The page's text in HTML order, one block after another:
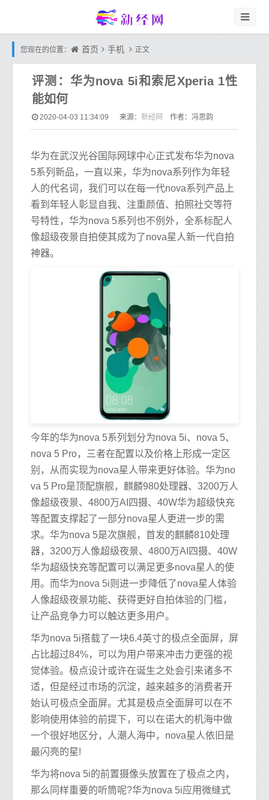
您现在的位置： 首页 手机 正文
评测：华为nova 5i和索尼Xperia 1性
能如何
2020-04-03 11:34:09 来源： 新经网 作者：冯思韵
华为在武汉光谷国际网球中心正式发布华为nova
5系列新品，一直以来，华为nova系列作为年轻
人的代名词，我们可以在每一代nova系列产品上
看到年轻人彰显自我、注重颜值、拍照社交等符
号特性，华为nova 5系列也不例外，全系标配人
像超级夜景自拍使其成为了nova星人新一代自拍
神器。
今年的华为nova 5系列划分为nova 5i、nova 5、
nova 5 Pro，三者在配置以及价格上形成一定区
别，从而实现为nova星人带来更好体验。华为no
va 5 Pro是顶配旗舰，麒麟980处理器、3200万人
像超级夜景、4800万AI四摄、40W华为超级快充
等配置支撑起了一部分nova星人更进一步的需
求。华为nova 5是次旗舰，首发的麒麟810处理
器，3200万人像超级夜景、4800万AI四摄、40W
华为超级快充等配置可以满足更多nova星人的使
用。而华为nova 5i则进一步降低了nova星人体验
人像超级夜景功能、获得更好自拍体验的门槛，
让产品竞争力可以触达更多用户。
华为nova 5i搭载了一块6.4英寸的极点全面屏，屏
占比超过84%，可以为用户带来冲击力更强的视
觉体验。极点设计或许在诞生之处会引来诸多不
适，但是经过市场的沉淀，越来越多的消费者开
始认可极点全面屏。尤其是极点全面屏可以在不
影响使用体验的前提下，可以在诺大的机海中做
一个很好地区分，人潮人海中，nova星人依旧是
最闪亮的星!
华为将nova 5i的前置摄像头放置在了极点之内，
那么同样重要的听筒呢?华为nova 5i应用微缝式